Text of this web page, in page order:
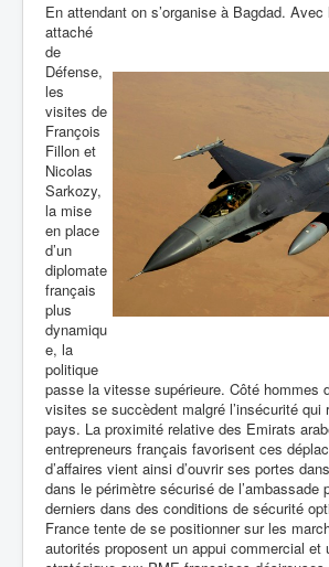
En attendant on s’organise à Bagdad. Avec
attaché
de
Défense,
les
visites de
François
Fillon et
Nicolas
Sarkozy,
la mise
en place
d’un
diplomate
français
plus
dynamiqu
e, la
politique
passe la vitesse supérieure. Côté hommes
visites se succèdent malgré l’insécurité qui
pays. La proximité relative des Emirats
entrepreneurs français favorisent ces
d’affaires vient ainsi d’ouvrir ses portes
dans le périmètre sécurisé de l’ambassade
derniers dans des conditions de sécurité
France tente de se positionner sur les
autorités proposent un appui commercial et